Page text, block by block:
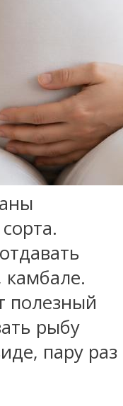
полезный
рыбу
пару раз